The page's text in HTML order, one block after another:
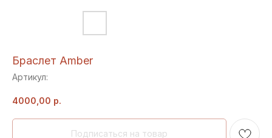
Браслет Amber
Артикул:
4000,00 р.